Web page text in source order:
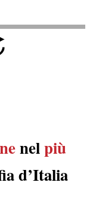
nelpiù
d’Italia